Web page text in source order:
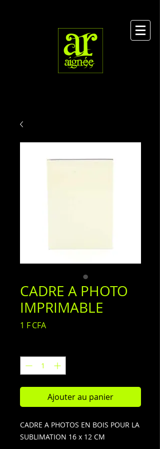
CADRE A PHOTO
IMPRIMABLE
1 F CFAPrix
Ajouter au panier
CADRE A PHOTOS EN BOIS POUR LA
SUBLIMATION 16 x 12 CM